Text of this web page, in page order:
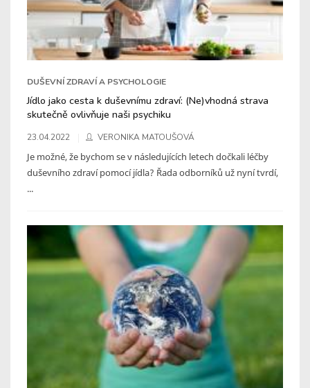
DUŠEVNÍ ZDRAVÍ A PSYCHOLOGIE
Jídlo jako cesta k duševnímu zdraví: (Ne)vhodná strava
skutečně ovlivňuje naši psychiku
23.04.2022 VERONIKA MATOUŠOVÁ
Je možné, že bychom se v následujících letech dočkali léčby
duševního zdraví pomocí jídla? Řada odborníků už nyní tvrdí,
...